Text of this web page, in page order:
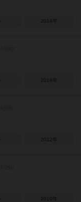
2014年
2016年
2012年
2010年